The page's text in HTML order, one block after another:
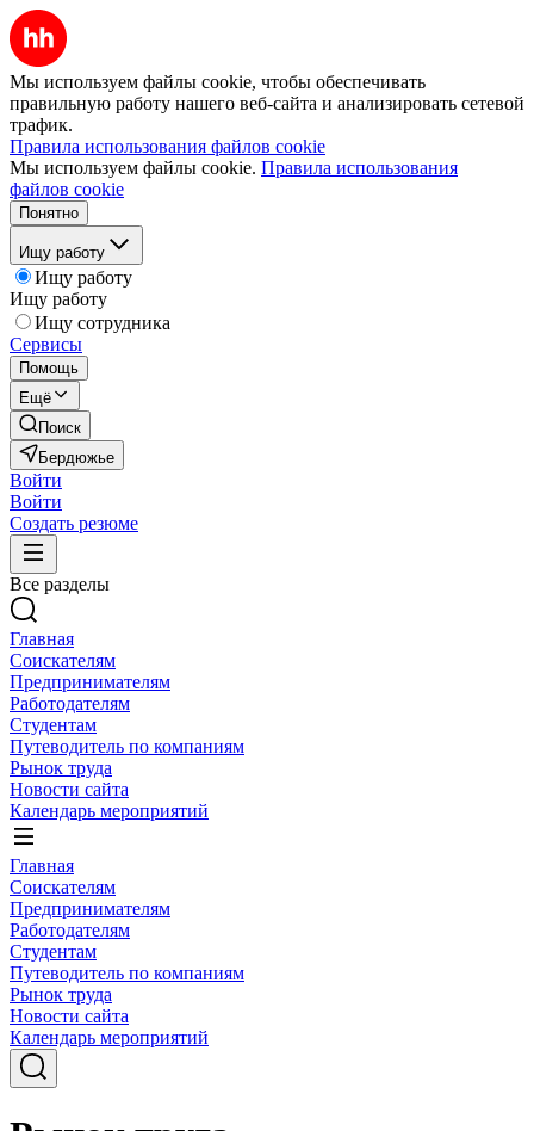
Мы используем файлы cookie, чтобы обеспечивать
правильную работу нашего веб-сайта и анализировать сетевой
трафик.
Правила использования файлов cookie
Мы используем файлы cookie. Правила использования
файлов cookie
Понятно
Ищу работу
Ищу работу
Ищу работу
Ищу сотрудника
Сервисы
Помощь
Ещё
Поиск
Бердюжье
Войти
Войти
Создать резюме
Все разделы
Главная
Соискателям
Предпринимателям
Работодателям
Студентам
Путеводитель по компаниям
Рынок труда
Новости сайта
Календарь мероприятий
Главная
Соискателям
Предпринимателям
Работодателям
Студентам
Путеводитель по компаниям
Рынок труда
Новости сайта
Календарь мероприятий